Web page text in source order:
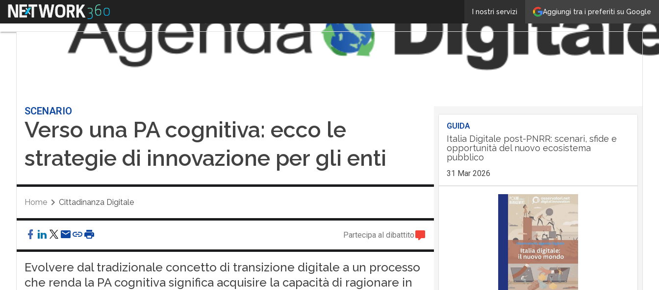
Aggiungi tra i preferiti su Google
I nostri servizi
Menu
SCENARIO
Verso una PA cognitiva: ecco le
strategie di innovazione per gli enti
Home Cittadinanza Digitale
Partecipa al dibattito
Evolvere dal tradizionale concetto di transizione digitale a un processo
che renda la PA cognitiva significa acquisire la capacità di ragionare in
GUIDA
Italia Digitale post-PNRR: scenari, sfide e
opportunità del nuovo ecosistema
pubblico
31 Mar 2026